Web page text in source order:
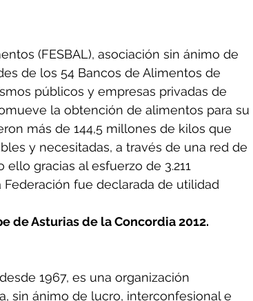
(FESBAL), asociación sin ánimo de
de los 54 Bancos de Alimentos de
públicos y empresas privadas de
la obtención de alimentos para su
más de 144,5 millones de kilos que
y necesitadas, a través de una red de
gracias al esfuerzo de 3.211
fue declarada de utilidad
de Asturias de la Concordia 2012.
1967, es una organización
sin ánimo de lucro, interconfesional e